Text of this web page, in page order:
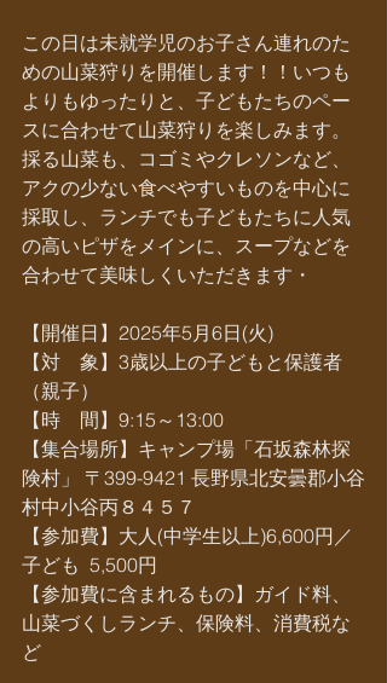
この日は未就学児のお子さん連れのた
めの山菜狩りを開催します！！いつも
よりもゆったりと、子どもたちのペー
スに合わせて山菜狩りを楽しみます。
採る山菜も、コゴミやクレソンなど、
アクの少ない食べやすいものを中心に
採取し、ランチでも子どもたちに人気
の高いピザをメインに、スープなどを
合わせて美味しくいただきます・
【開催日】2025年5月6日(火)
【対　象】3歳以上の子どもと保護者
（親子）
【時　間】9:15～13:00
【集合場所】キャンプ場「石坂森林探
険村」 〒399-9421 長野県北安曇郡小谷
村中小谷丙８４５７
【参加費】大人(中学生以上)6,600円／
子ども  5,500円
​​【参加費に含まれるもの】ガイド料、
山菜づくしランチ、保険料、消費税な
ど